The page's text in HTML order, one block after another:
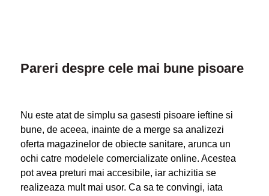
Pareri despre cele mai bune pisoare
Nu este atat de simplu sa gasesti pisoare ieftine si
bune, de aceea, inainte de a merge sa analizezi
oferta magazinelor de obiecte sanitare, arunca un
ochi catre modelele comercializate online. Acestea
pot avea preturi mai accesibile, iar achizitia se
realizeaza mult mai usor. Ca sa te convingi, iata